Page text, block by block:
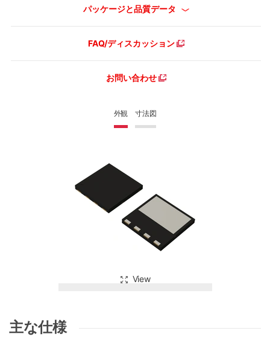
外観 寸法図
View
パッケージと品質データ
FAQ/ディスカッション
お問い合わせ
主な仕様